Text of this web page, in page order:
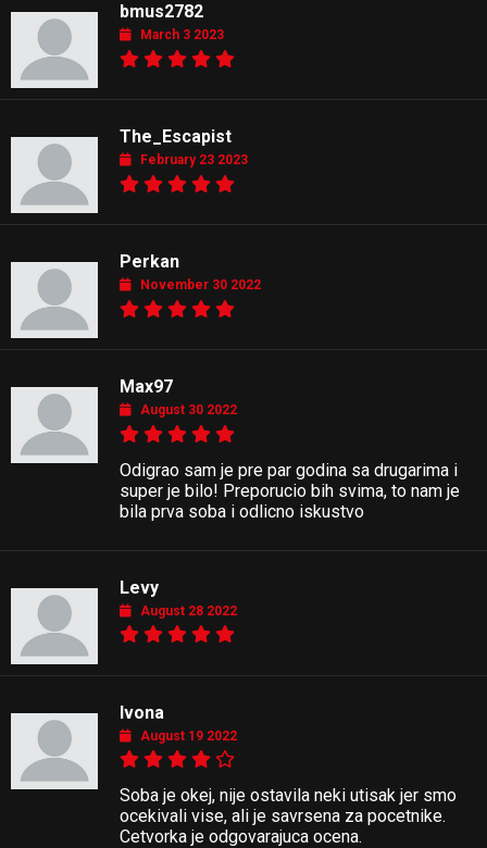
bmus2782
March 3 2023
The_Escapist
February 23 2023
Perkan
November 30 2022
Max97
August 30 2022
Odigrao sam je pre par godina sa drugarima i
super je bilo! Preporucio bih svima, to nam je
bila prva soba i odlicno iskustvo
Levy
August 28 2022
Ivona
August 19 2022
Soba je okej, nije ostavila neki utisak jer smo
ocekivali vise, ali je savrsena za pocetnike.
Cetvorka je odgovarajuca ocena.